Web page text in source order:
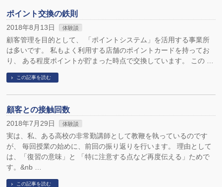
ポイント交換の鉄則
2018年8月13日 体験談
顧客管理を目的として、 「ポイントシステム」を活用する事業所
は多いです。 私もよく利用する店舗のポイントカードを持ってお
り、 ある程度ポイントが貯まった時点で交換しています。 この …
この記事を読む
顧客との接触回数
2018年7月29日 体験談
実は、私、ある高校の非常勤講師として教鞭を執っているのです
が、 毎回授業の始めに、前回の振り返りを行います。 理由として
は、「復習の意味」と 「特に注意する点など再度伝える」ためで
す。&nb …
この記事を読む